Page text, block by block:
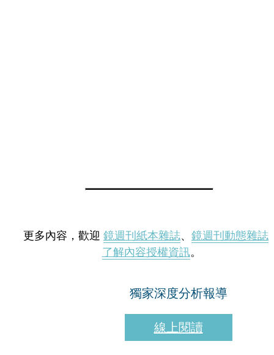
更多內容，歡迎 鏡週刊紙本雜誌、 鏡週刊動態雜誌
了解內容授權資訊。
獨家深度分析報導
線上閱讀